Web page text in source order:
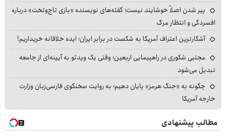
پیر شدن اصلاً خوشایند نیست؛ گفته‌های نویسنده «بازی تاج‌وتخت» درباره
افسردگی و انتظار مرگ
آشکارترین اعتراف آمریکا به شکست در برابر ایران؛ ایده خلاقانه خریداریم!
مجتبی شکوری در راهپیمایی اربعین؛ وقتی یک ویدئو به آیینه‌ای از جامعه
تبدیل می‌شود
چگونه به «جنگ هرمز» پایان دهیم؛ به روایت سخنگوی فارسی‌زبان وزارت
خارجه آمریکا
مطالب پیشنهادی